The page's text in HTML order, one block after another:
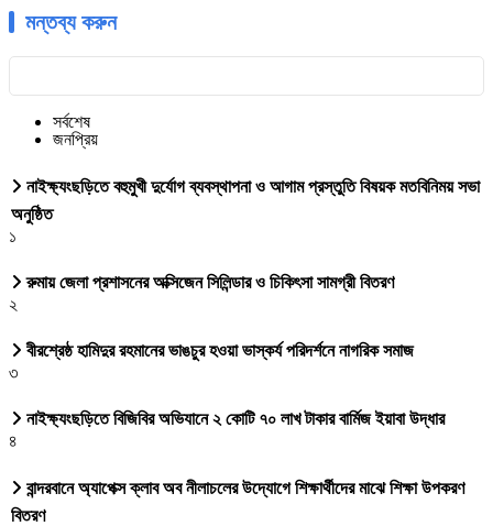
মন্তব্য করুন
সর্বশেষ
জনপ্রিয়
নাইক্ষ্যংছড়িতে বহুমুখী দুর্যোগ ব্যবস্থাপনা ও আগাম প্রস্তুতি বিষয়ক মতবিনিময় সভা
অনুষ্ঠিত
১
রুমায় জেলা প্রশাসনের অক্সিজেন সিলিন্ডার ও চিকিৎসা সামগ্রী বিতরণ
২
বীরশ্রেষ্ঠ হামিদুর রহমানের ভাঙচুর হওয়া ভাস্কর্য পরিদর্শনে নাগরিক সমাজ
৩
নাইক্ষ্যংছড়িতে বিজিবির অভিযানে ২ কোটি ৭০ লাখ টাকার বার্মিজ ইয়াবা উদ্ধার
৪
বান্দরবানে অ্যাপেক্স ক্লাব অব নীলাচলের উদ্যোগে শিক্ষার্থীদের মাঝে শিক্ষা উপকরণ
বিতরণ